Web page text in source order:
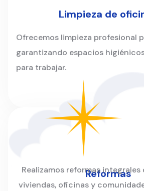
Limpieza de
Ofrecemos limpieza profesional
garantizando espacios
para trabajar.
Reformas
Realizamos reformas integrales
viviendas, oficinas y